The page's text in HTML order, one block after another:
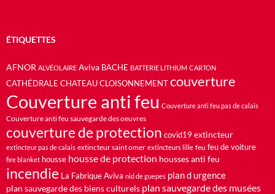
ÉTIQUETTES
AFNOR ALVÉOLAIRE Aviva BACHE BATTERIE LITHIUM CARTON
CATHÉDRALE CHATEAU CLOISONNEMENT couverture
Couverture anti feu Couverture anti feu pas de calais
Couverture anti feu sauvegarde des oeuvres
couverture de protection covid19 extincteur
extincteur pas de calais extincteur saint omer extincteurs lille feu feu de voiture
fire blanket housse housse de protection housses anti feu
incendie La Fabrique Aviva nid de guepes plan d urgence
plan sauvegarde des biens culturels plan sauvegarde des musées